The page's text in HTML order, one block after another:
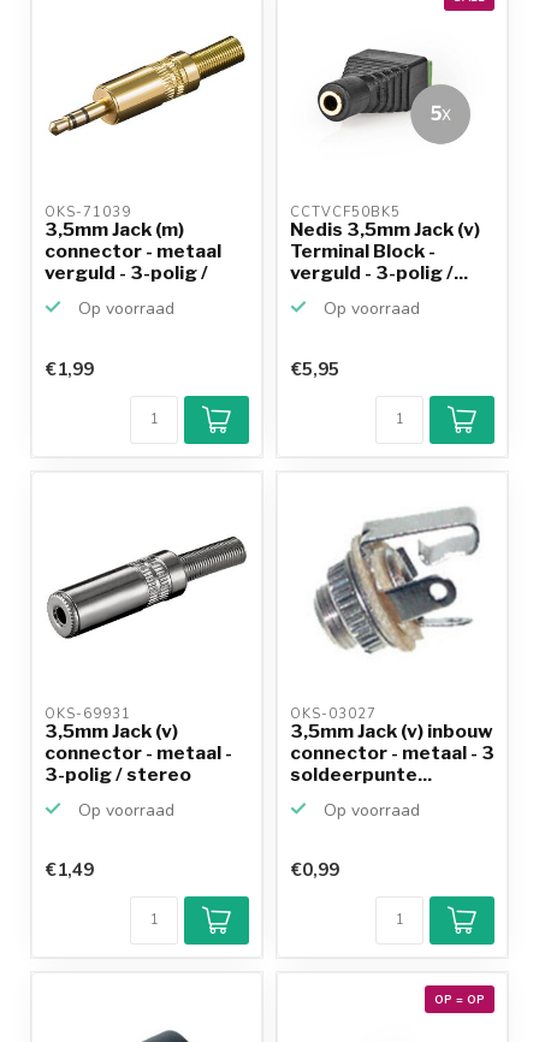
OKS-71039
3,5mm Jack (m)
connector - metaal
verguld - 3-polig /
Op voorraad
€1,99
CCTVCF50BK5
Nedis 3,5mm Jack (v)
Terminal Block -
verguld - 3-polig /...
Op voorraad
€5,95
OKS-69931
3,5mm Jack (v)
connector - metaal -
3-polig / stereo
Op voorraad
€1,49
OKS-03027
3,5mm Jack (v) inbouw
connector - metaal - 3
soldeerpunte...
Op voorraad
9,2/10
Achteraf
betalen mogelijk
productkennis
€0,99
OP = OP